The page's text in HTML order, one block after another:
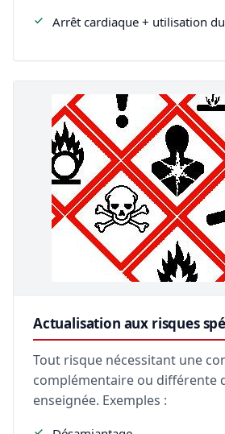
Arrêt cardiaque + utilisation
Actualisation aux risques
Tout risque nécessitant une
complémentaire ou différente
enseignée. Exemples :